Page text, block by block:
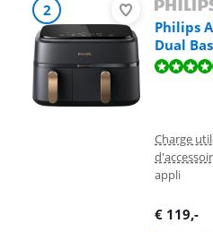
2
Philips
Dual
La note est de 9,0 sur 10, basée sur
Charge
appli
€ 119,-